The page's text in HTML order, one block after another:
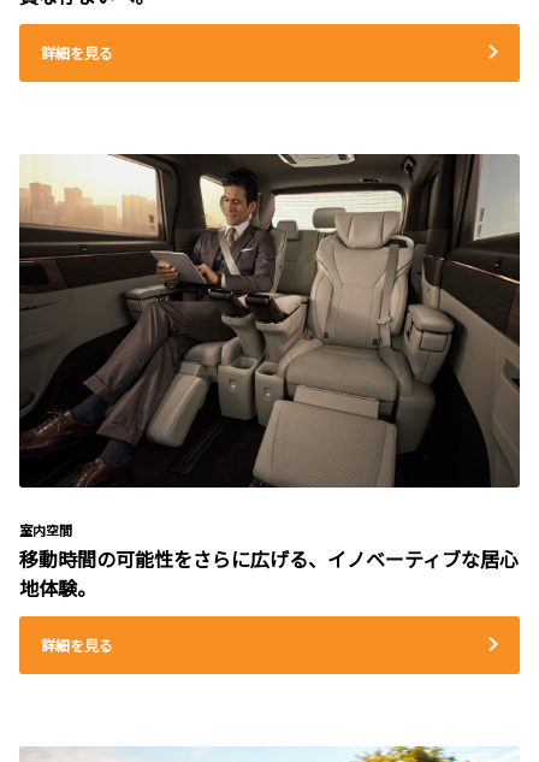
詳細を見る
室内空間
移動時間の可能性をさらに広げる、イノベーティブな居心
地体験。
詳細を見る